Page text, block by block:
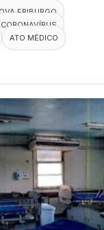
FRIBURGO
CORONAVÍRUS
ATO MÉDICO